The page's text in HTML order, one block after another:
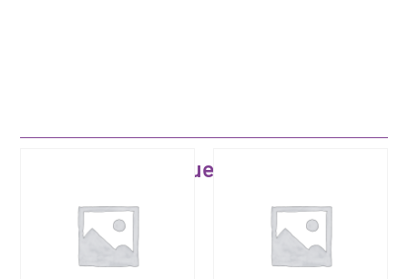
Artículos que pueden interesarte